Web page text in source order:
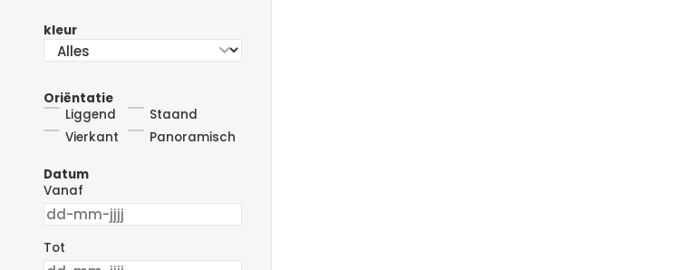
kleur
Oriëntatie
Liggend
Staand
Vierkant
Panoramisch
Datum
Vanaf
Tot